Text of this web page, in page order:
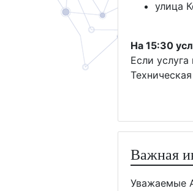
улица
На 15:30
Если
Важная
Уважаемые